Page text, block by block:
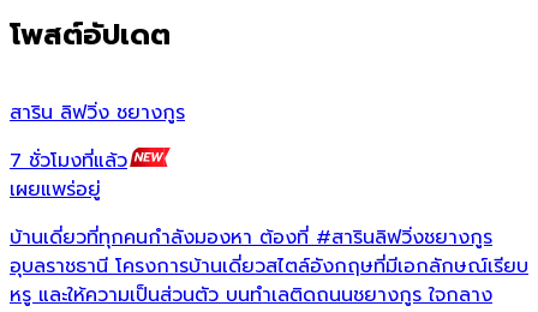
โพสต์อัปเดต
สาริน ลิฟวิ่ง ชยางกูร
7 ชั่วโมงที่แล้ว
เผยแพร่อยู่
บ้านเดี่ยวที่ทุกคนกำลังมองหา ต้องที่#สารินลิฟวิ่งชยางกูร
อุบลราชธานี โครงการบ้านเดี่ยวสไตล์อังกฤษที่มีเอกลักษณ์เรียบ
หรู และให้ความเป็นส่วนตัว บนทำเลติดถนนชยางกูร ใจกลาง